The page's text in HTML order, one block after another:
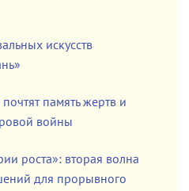
искусств
память жертв и
войны
роста»: вторая волна
для прорывного